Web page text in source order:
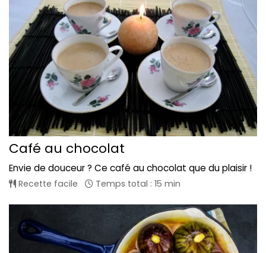
Café au chocolat
Envie de douceur ? Ce café au chocolat que du plaisir !
Recette facile Temps total : 15 min